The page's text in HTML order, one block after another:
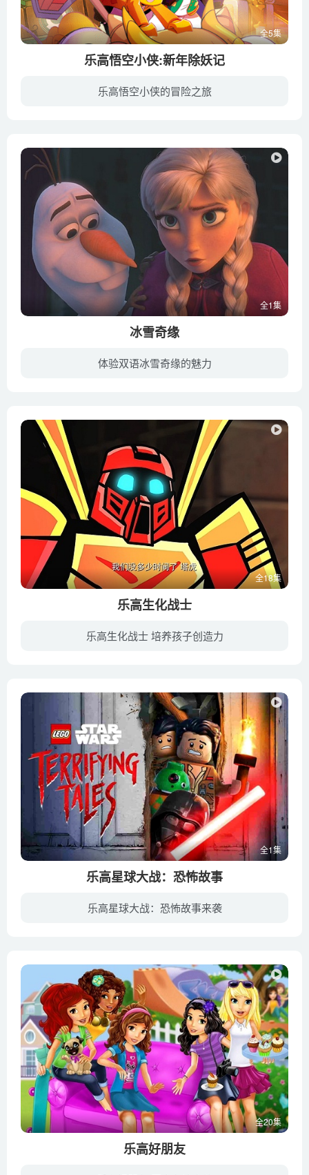
全5集
乐高悟空小侠:新年除妖记
乐高悟空小侠的冒险之旅
全1集
冰雪奇缘
体验双语冰雪奇缘的魅力
全18集
乐高生化战士
乐高生化战士 培养孩子创造力
全1集
乐高星球大战：恐怖故事
乐高星球大战：恐怖故事来袭
全20集
乐高好朋友